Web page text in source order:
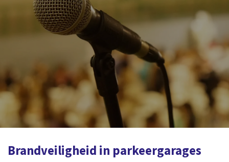
Brandveiligheid in parkeergarages